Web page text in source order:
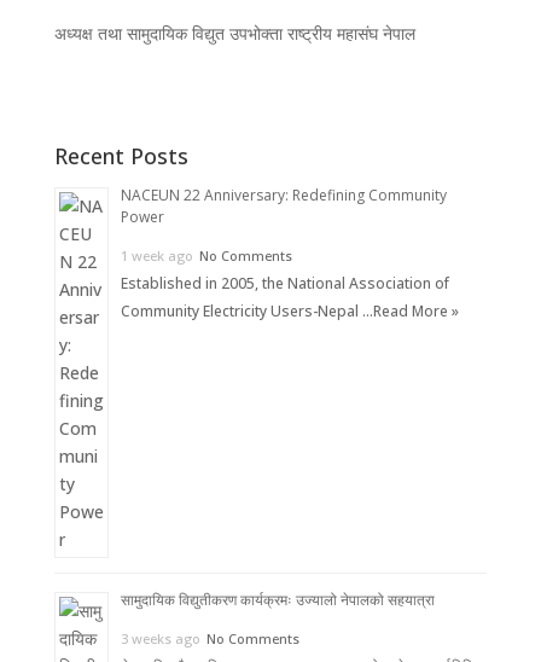
अध्यक्ष तथा सामुदायिक विद्युत उपभोक्ता राष्ट्रीय महासंघ नेपाल
Recent Posts
NACEUN 22 Anniversary: Redefining Community
Power
1 week ago No Comments
Established in 2005, the National Association of
Community Electricity Users-Nepal …Read More »
सामुदायिक विद्युतीकरण कार्यक्रमः उज्यालो नेपालको सहयात्रा
3 weeks ago No Comments